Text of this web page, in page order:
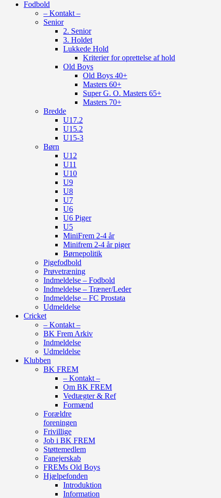
Fodbold
– Kontakt –
Senior
2. Senior
3. Holdet
Lukkede Hold
Kriterier for oprettelse af hold
Old Boys
Old Boys 40+
Masters 60+
Super G. O. Masters 65+
Masters 70+
Bredde
U17.2
U15.2
U15-3
Børn
U12
U11
U10
U9
U8
U7
U6
U6 Piger
U5
MiniFrem 2-4 år
Minifrem 2-4 år piger
Børnepolitik
Pigefodbold
Prøvetræning
Indmeldelse – Fodbold
Indmeldelse – Træner/Leder
Indmeldelse – FC Prostata
Udmeldelse
Cricket
– Kontakt –
BK Frem Arkiv
Indmeldelse
Udmeldelse
Klubben
BK FREM
– Kontakt –
Om BK FREM
Vedtægter & Ref
Formænd
Forældre
foreningen
Frivillige
Job i BK FREM
Støttemedlem
Fanejerskab
FREMs Old Boys
Hjælpefonden
Introduktion
Information